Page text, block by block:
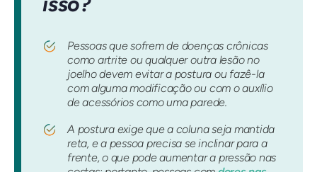
Pessoas que sofrem de doenças crônicas
como artrite ou qualquer outra lesão no
joelho devem evitar a postura ou fazê-la
com alguma modificação ou com o auxílio
de acessórios como uma parede.
A postura exige que a coluna seja mantida
reta, e a pessoa precisa se inclinar para a
frente, o que pode aumentar a pressão nas